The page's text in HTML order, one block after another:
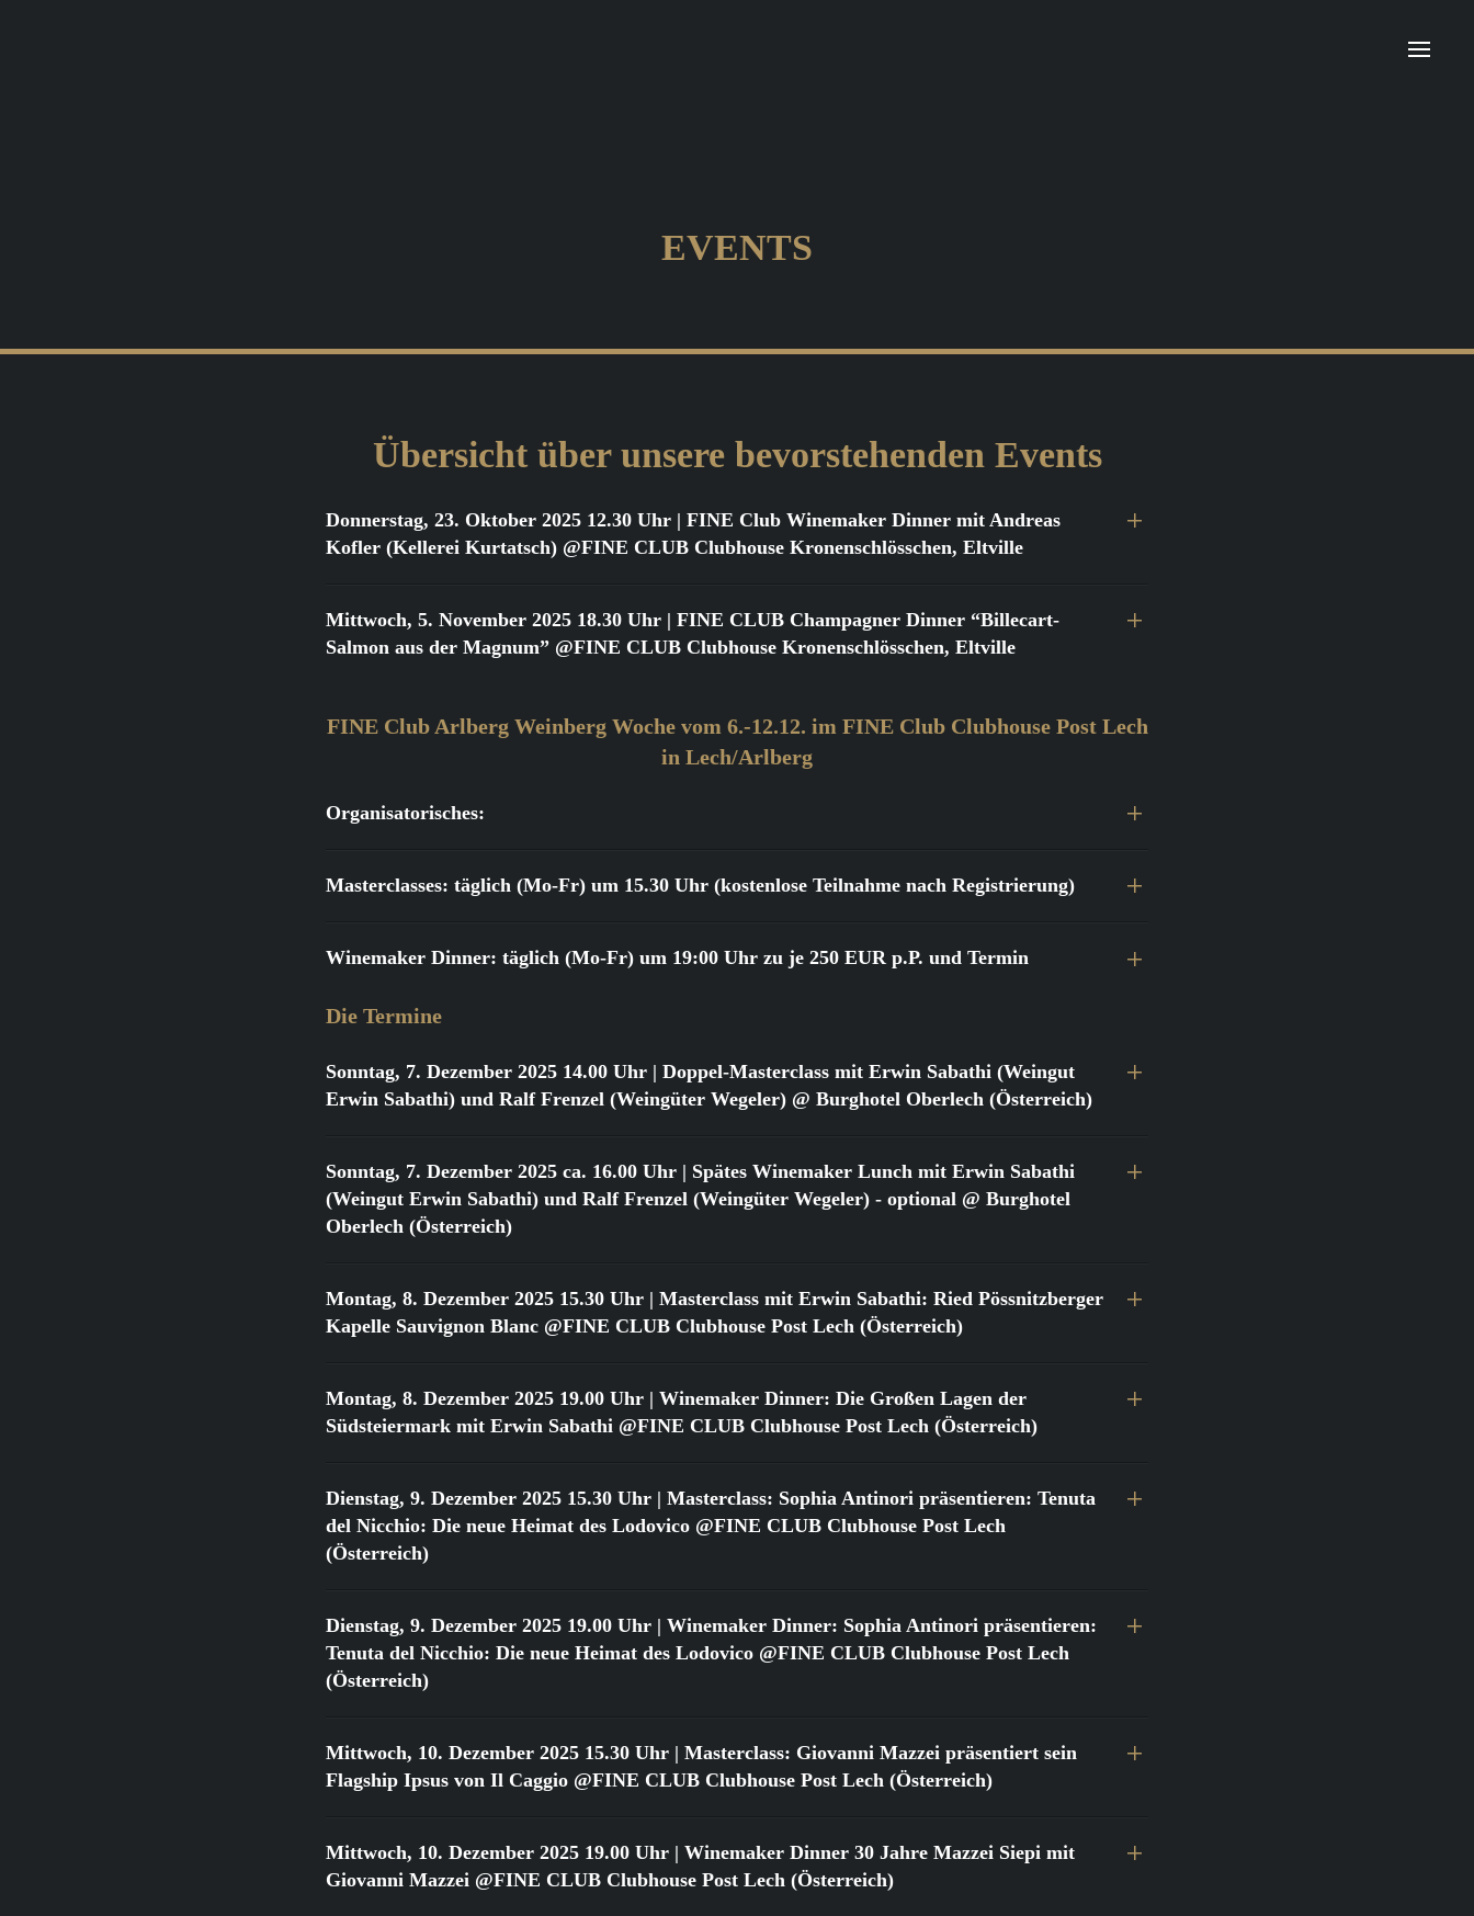
EVENTS
Übersicht über unsere bevorstehenden Events
Donnerstag, 23. Oktober 2025 12.30 Uhr | FINE Club Winemaker Dinner mit Andreas
Kofler (Kellerei Kurtatsch) @FINE CLUB Clubhouse Kronenschlösschen, Eltville
Mittwoch, 5. November 2025 18.30 Uhr | FINE CLUB Champagner Dinner “Billecart-
Salmon aus der Magnum” @FINE CLUB Clubhouse Kronenschlösschen, Eltville
FINE Club Arlberg Weinberg Woche vom 6.-12.12. im FINE Club Clubhouse Post Lech
in Lech/Arlberg
Organisatorisches:
Masterclasses: täglich (Mo-Fr) um 15.30 Uhr (kostenlose Teilnahme nach Registrierung)
Winemaker Dinner: täglich (Mo-Fr) um 19:00 Uhr zu je 250 EUR p.P. und Termin
Die Termine
Sonntag, 7. Dezember 2025 14.00 Uhr | Doppel-Masterclass mit Erwin Sabathi (Weingut
Erwin Sabathi) und Ralf Frenzel (Weingüter Wegeler) @ Burghotel Oberlech (Österreich)
Sonntag, 7. Dezember 2025 ca. 16.00 Uhr | Spätes Winemaker Lunch mit Erwin Sabathi
(Weingut Erwin Sabathi) und Ralf Frenzel (Weingüter Wegeler) - optional @ Burghotel
Oberlech (Österreich)
Montag, 8. Dezember 2025 15.30 Uhr | Masterclass mit Erwin Sabathi: Ried Pössnitzberger
Kapelle Sauvignon Blanc @FINE CLUB Clubhouse Post Lech (Österreich)
Montag, 8. Dezember 2025 19.00 Uhr | Winemaker Dinner: Die Großen Lagen der
Südsteiermark mit Erwin Sabathi @FINE CLUB Clubhouse Post Lech (Österreich)
Dienstag, 9. Dezember 2025 15.30 Uhr | Masterclass: Sophia Antinori präsentieren: Tenuta
del Nicchio: Die neue Heimat des Lodovico @FINE CLUB Clubhouse Post Lech
(Österreich)
Dienstag, 9. Dezember 2025 19.00 Uhr | Winemaker Dinner: Sophia Antinori präsentieren:
Tenuta del Nicchio: Die neue Heimat des Lodovico @FINE CLUB Clubhouse Post Lech
(Österreich)
Mittwoch, 10. Dezember 2025 15.30 Uhr | Masterclass: Giovanni Mazzei präsentiert sein
Flagship Ipsus von Il Caggio @FINE CLUB Clubhouse Post Lech (Österreich)
Mittwoch, 10. Dezember 2025 19.00 Uhr | Winemaker Dinner 30 Jahre Mazzei Siepi mit
Giovanni Mazzei @FINE CLUB Clubhouse Post Lech (Österreich)